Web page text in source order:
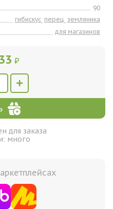
90
гибискус, перец, земляника
для магазинов
₽
для заказа
много